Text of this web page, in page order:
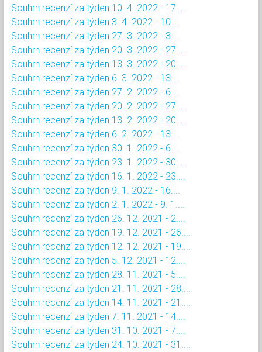
Souhrn recenzí za týden 10. 4. 2022 - 17....
Souhrn recenzí za týden 3. 4. 2022 - 10....
Souhrn recenzí za týden 27. 3. 2022 - 3....
Souhrn recenzí za týden 20. 3. 2022 - 27....
Souhrn recenzí za týden 13. 3. 2022 - 20....
Souhrn recenzí za týden 6. 3. 2022 - 13....
Souhrn recenzí za týden 27. 2. 2022 - 6....
Souhrn recenzí za týden 20. 2. 2022 - 27....
Souhrn recenzí za týden 13. 2. 2022 - 20....
Souhrn recenzí za týden 6. 2. 2022 - 13....
Souhrn recenzí za týden 30. 1. 2022 - 6....
Souhrn recenzí za týden 23. 1. 2022 - 30....
Souhrn recenzí za týden 16. 1. 2022 - 23....
Souhrn recenzí za týden 9. 1. 2022 - 16....
Souhrn recenzí za týden 2. 1. 2022 - 9. 1....
Souhrn recenzí za týden 26. 12. 2021 - 2....
Souhrn recenzí za týden 19. 12. 2021 - 26....
Souhrn recenzí za týden 12. 12. 2021 - 19....
Souhrn recenzí za týden 5. 12. 2021 - 12....
Souhrn recenzí za týden 28. 11. 2021 - 5....
Souhrn recenzí za týden 21. 11. 2021 - 28....
Souhrn recenzí za týden 14. 11. 2021 - 21....
Souhrn recenzí za týden 7. 11. 2021 - 14....
Souhrn recenzí za týden 31. 10. 2021 - 7....
Souhrn recenzí za týden 24. 10. 2021 - 31....